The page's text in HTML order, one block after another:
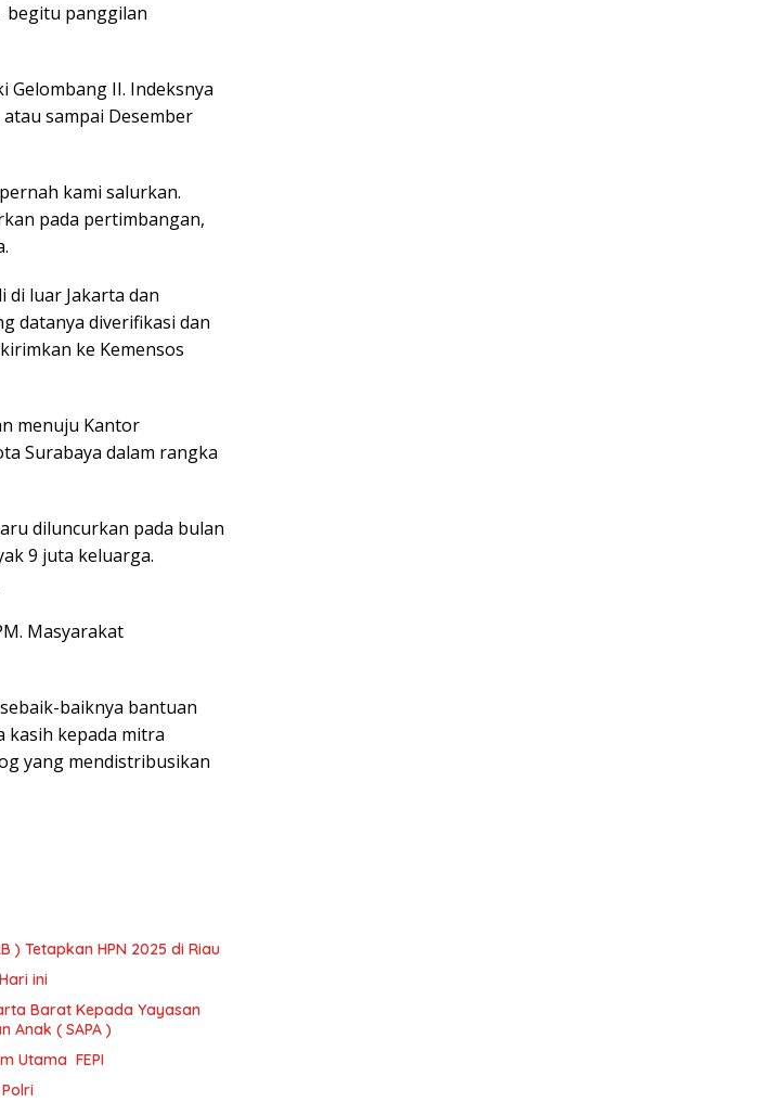
begitu panggilan
Gelombang II. Indeksnya
sampai Desember
kami salurkan.
pada pertimbangan,
di luar Jakarta dan
datanya diverifikasi dan
ke Kemensos
menuju Kantor
Surabaya dalam rangka
diluncurkan pada bulan
9 juta keluarga.
Masyarakat
baiknya bantuan
kasih kepada mitra
yang mendistribusikan
) Tetapkan HPN 2025 di Riau
ini
Barat Kepada Yayasan
Anak ( SAPA )
Utama FEPI